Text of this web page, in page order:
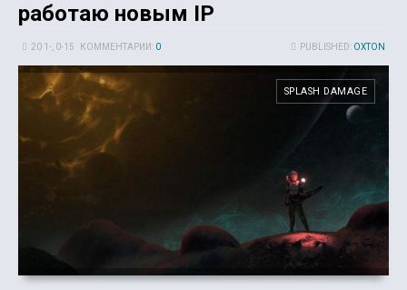
работаю новым IP
PUBLISHED: OXTON
20 1-, 0-15 КОММЕНТАРИИ: 0
SPLASH DAMAGE